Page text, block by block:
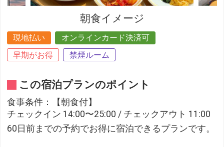
朝食イメージ
現地払い
オンラインカード決済可
早期がお得
禁煙ルーム
この宿泊プランのポイント
食事条件：【朝食付】
チェックイン 14:00〜25:00 / チェックアウト 11:00
60日前までの予約でお得に宿泊できるプランです。